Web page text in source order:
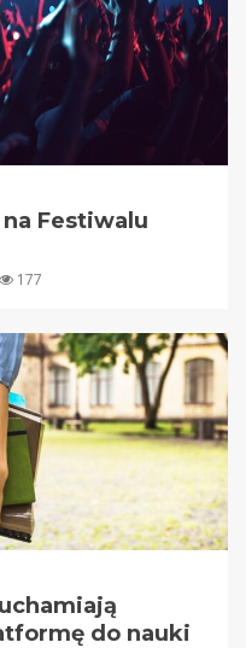
Festiwalu
177
do nauki